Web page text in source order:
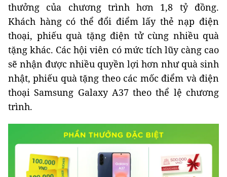
thưởng của chương trình hơn 1,8 tỷ đồng.
Khách hàng có thể đổi điểm lấy thẻ nạp điện
thoại, phiếu quà tặng điện tử cùng nhiều quà
tặng khác. Các hội viên có mức tích lũy càng cao
sẽ nhận được nhiều quyền lợi hơn như quà sinh
nhật, phiếu quà tặng theo các mốc điểm và điện
thoại Samsung Galaxy A37 theo thể lệ chương
trình.